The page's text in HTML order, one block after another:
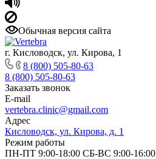
Обычная версия сайта
г. Кисловодск, ул. Кирова, 1
8 (800) 505-80-63
8 (800) 505-80-63
Заказать звонок
E-mail
vertebra.clinic@gmail.com
Адрес
Кисловодск, ул. Кирова, д. 1
Режим работы
ПН-ПТ 9:00-18:00 СБ-ВС 9:00-16:00